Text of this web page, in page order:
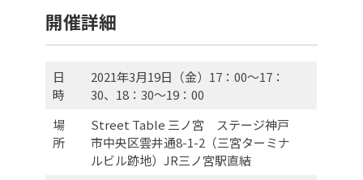
開催詳細
日
時
2021年3月19日（金）17：00～17：
30、18：30～19：00
場
所
Street Table 三ノ宮 ステージ神戸
市中央区雲井通8-1-2（三宮ターミナ
ルビル跡地） JR三ノ宮駅直結